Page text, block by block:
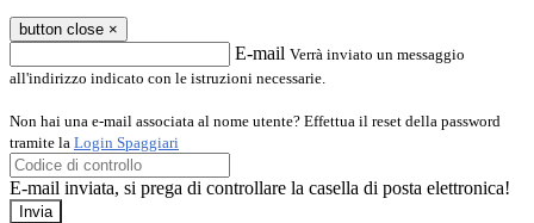
button close ×
E-mail Verrà inviato un messaggio
all'indirizzo indicato con le istruzioni necessarie.
Non hai una e-mail associata al nome utente? Effettua il reset della password
tramite la Login Spaggiari
E-mail inviata, si prega di controllare la casella di posta elettronica!